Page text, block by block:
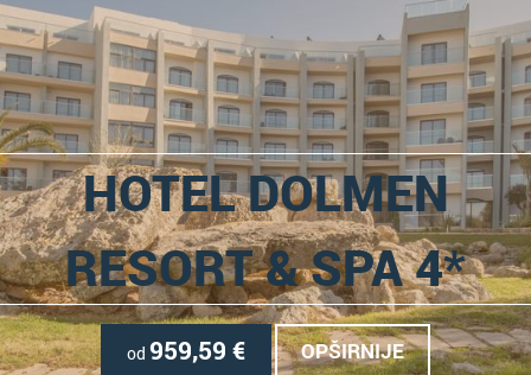
HOTEL DOLMEN
RESORT & SPA 4*
od 959,59 € OPŠIRNIJE